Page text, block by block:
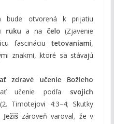
bude otvorená k prijatiu
ruku a na čelo (Zjavenie
fascináciutetovaniami,
znakmi, ktoré sa stávajú
zdravé učenie Božieho
učenie podľasvojich
(2. Timotejovi 4:3–4; Skutky
Ježišzároveň varoval, že v